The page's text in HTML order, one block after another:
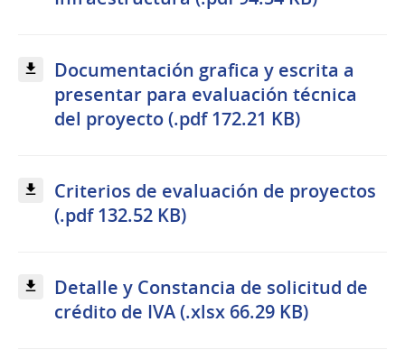
Documentación grafica y escrita a
presentar para evaluación técnica
del proyecto (.pdf 172.21 KB)
Criterios de evaluación de proyectos
(.pdf 132.52 KB)
Detalle y Constancia de solicitud de
crédito de IVA (.xlsx 66.29 KB)